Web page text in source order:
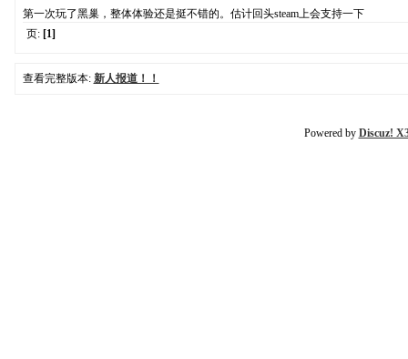
第一次玩了黑巢，整体体验还是挺不错的。估计回头steam上会支持一下
页: [1]
查看完整版本: 新人报道！！
Powered by Discuz!